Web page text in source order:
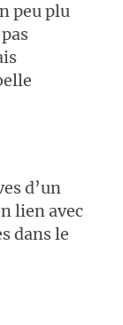
peu plu
d’un
lien avec
dans le